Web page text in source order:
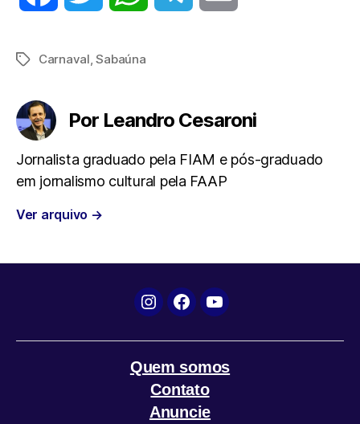
o
o
k
e A
p
r
m
TagsCarnaval ,Sabaúna
Por Leandro Cesaroni
Jornalista graduado pela FIAM e pós-graduado
em jornalismo cultural pela FAAP
Ver arquivo →
Instagram
FacebookYouTube
Quem somos
Contato
Anuncie